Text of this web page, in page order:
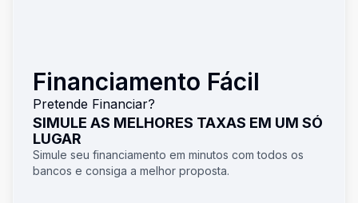
Financiamento Fácil
Pretende Financiar?
SIMULE AS MELHORES TAXAS EM UM SÓ
LUGAR
Simule seu financiamento em minutos com todos os
bancos e consiga a melhor proposta.